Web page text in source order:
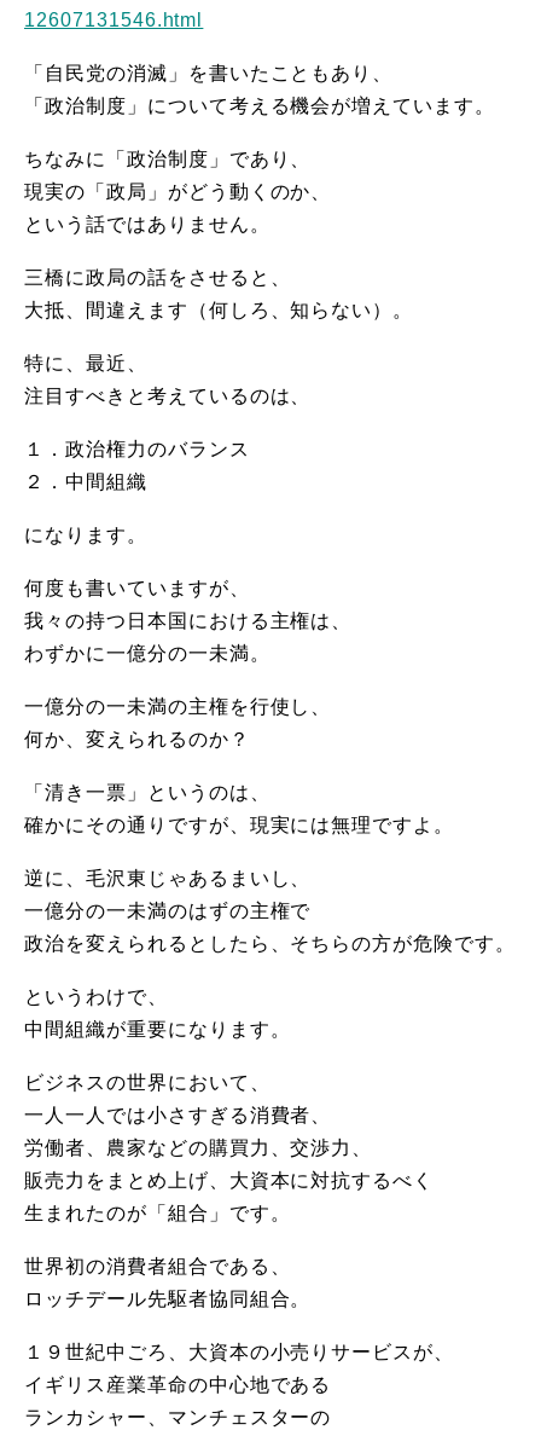
12607131546.html
「自民党の消滅」を書いたこともあり、
「政治制度」について考える機会が増えています。
ちなみに「政治制度」であり、
現実の「政局」がどう動くのか、
という話ではありません。
三橋に政局の話をさせると、
大抵、間違えます（何しろ、知らない）。
特に、最近、
注目すべきと考えているのは、
１．政治権力のバランス
２．中間組織
になります。
何度も書いていますが、
我々の持つ日本国における主権は、
わずかに一億分の一未満。
一億分の一未満の主権を行使し、
何か、変えられるのか？
「清き一票」というのは、
確かにその通りですが、現実には無理ですよ。
逆に、毛沢東じゃあるまいし、
一億分の一未満のはずの主権で
政治を変えられるとしたら、そちらの方が危険です。
というわけで、
中間組織が重要になります。
ビジネスの世界において、
一人一人では小さすぎる消費者、
労働者、農家などの購買力、交渉力、
販売力をまとめ上げ、大資本に対抗するべく
生まれたのが「組合」です。
世界初の消費者組合である、
ロッチデール先駆者協同組合。
１９世紀中ごろ、大資本の小売りサービスが、
イギリス産業革命の中心地である
ランカシャー、マンチェスターの